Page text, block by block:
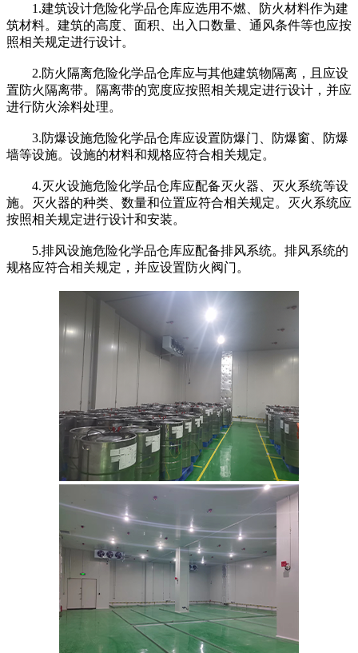
1.建筑设计危险化学品仓库应选用不燃、防火材料作为建
筑材料。建筑的高度、面积、出入口数量、通风条件等也应按
照相关规定进行设计。
2.防火隔离危险化学品仓库应与其他建筑物隔离，且应设
置防火隔离带。隔离带的宽度应按照相关规定进行设计，并应
进行防火涂料处理。
3.防爆设施危险化学品仓库应设置防爆门、防爆窗、防爆
墙等设施。设施的材料和规格应符合相关规定。
4.灭火设施危险化学品仓库应配备灭火器、灭火系统等设
施。灭火器的种类、数量和位置应符合相关规定。灭火系统应
按照相关规定进行设计和安装。
5.排风设施危险化学品仓库应配备排风系统。排风系统的
规格应符合相关规定，并应设置防火阀门。